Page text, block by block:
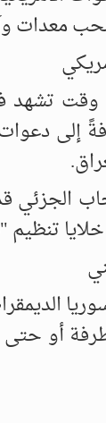
معدات
تشهد
إلى
الجزئي
تنظيم
أو